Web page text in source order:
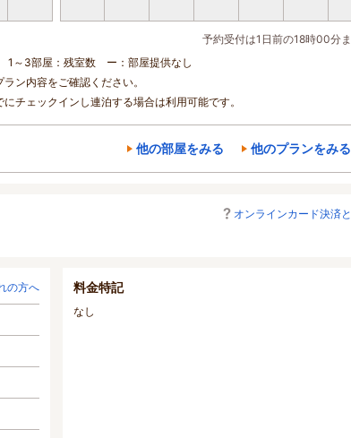
予約受付は1日前の18時00分
3部屋：残室数 ー：部屋提供なし
ン内容をご確認ください。
チェックインし連泊する場合は利用可能です。
他の部屋をみる 他のプランをみる
オンラインカード決済
の方へ 料金特記
なし